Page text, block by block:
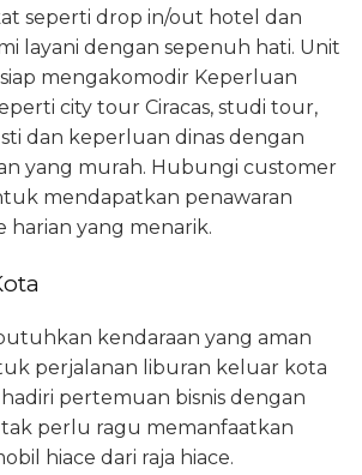
seperti drop in/out hotel dan
layani dengan sepenuh hati. Unit
mengakomodir Keperluan
city tour Ciracas, studi tour,
dan keperluan dinas dengan
yang murah. Hubungi customer
mendapatkan penawaran
harian yang menarik.
kendaraan yang aman
perjalanan liburan keluar kota
pertemuan bisnis dengan
perlu ragu memanfaatkan
hiace dari raja hiace.